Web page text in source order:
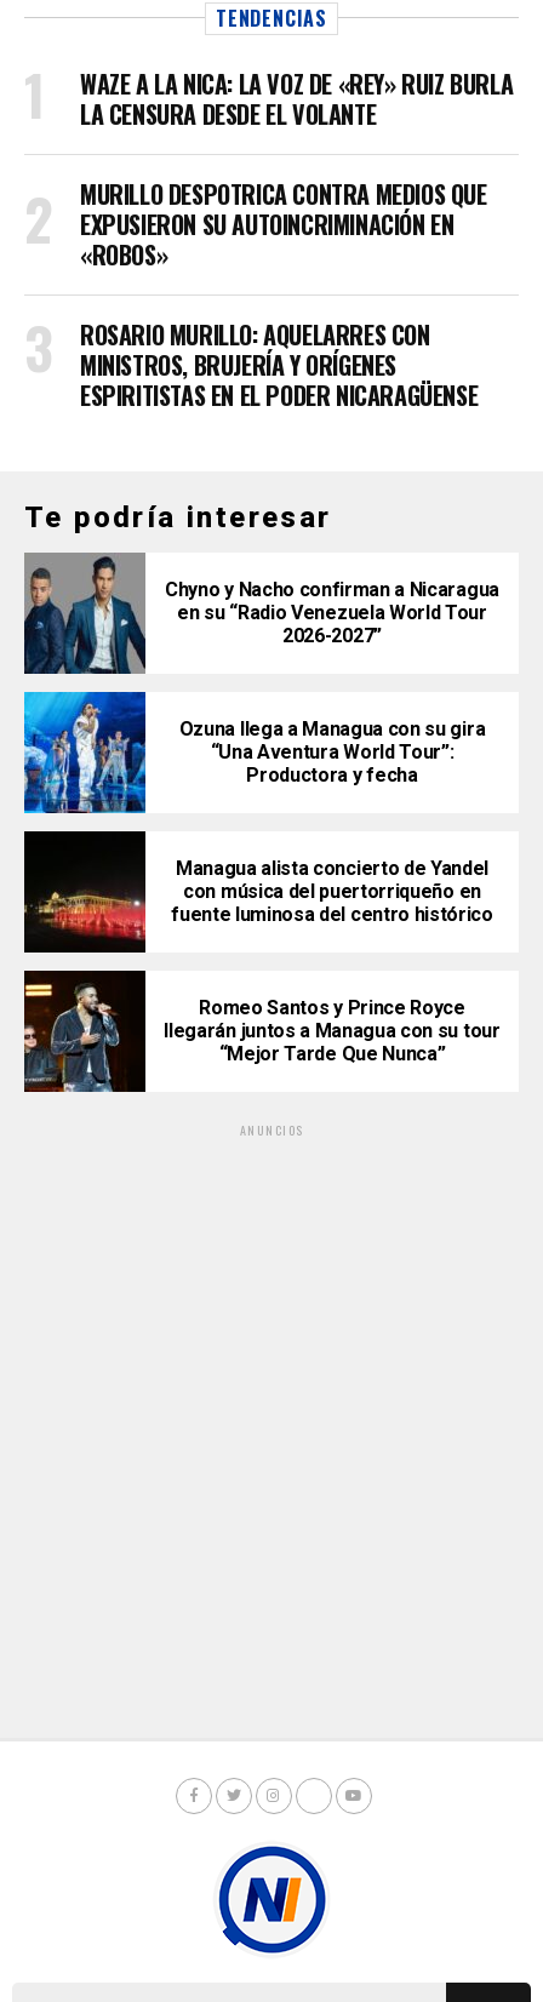
TENDENCIAS
WAZE A LA NICA: LA VOZ DE «REY» RUIZ BURLA
LA CENSURA DESDE EL VOLANTE
MURILLO DESPOTRICA CONTRA MEDIOS QUE
EXPUSIERON SU AUTOINCRIMINACIÓN EN
«ROBOS»
ROSARIO MURILLO: AQUELARRES CON
MINISTROS, BRUJERÍA Y ORÍGENES
ESPIRITISTAS EN EL PODER NICARAGÜENSE
Te podría interesar
Chyno y Nacho confirman a Nicaragua
en su “Radio Venezuela World Tour
2026-2027”
Ozuna llega a Managua con su gira
“Una Aventura World Tour”:
Productora y fecha
Managua alista concierto de Yandel
con música del puertorriqueño en
fuente luminosa del centro histórico
Romeo Santos y Prince Royce
llegarán juntos a Managua con su tour
“Mejor Tarde Que Nunca”
ANUNCIOS